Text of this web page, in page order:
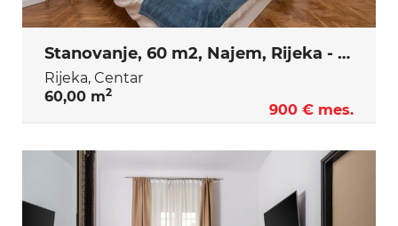
Stanovanje, 60 m2, Najem, Rijeka - Centar
Rijeka, Centar
60,00 m2
900 € mes.